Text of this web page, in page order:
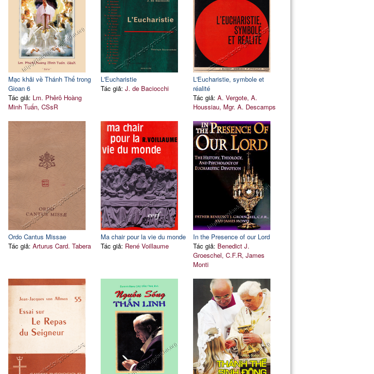
Mạc khải về Thánh Thể trong
Gioan 6
Tác giả: Lm. Phêrô Hoàng
Minh Tuấn, CSsR
L'Eucharistie
Tác giả: J. de Baciocchi
L'Eucharistie, symbole et
réalité
Tác giả: A. Vergote, A.
Houssiau, Mgr. A. Descamps
Ordo Cantus Missae
Tác giả: Arturus Card. Tabera
Ma chair pour la vie du monde
Tác giả: René Voillaume
In the Presence of our Lord
Tác giả: Benedict J.
Groeschel, C.F.R, James
Monti